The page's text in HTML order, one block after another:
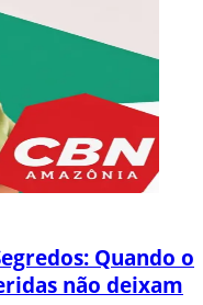
Quando o
não deixam